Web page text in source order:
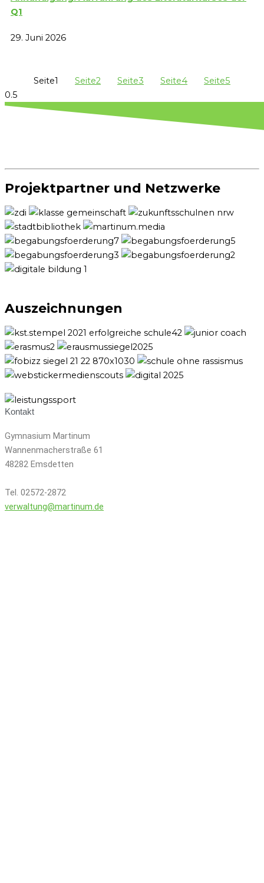
Q1
29. Juni 2026
Seite1 Seite2 Seite3 Seite4 Seite5
Projektpartner und Netzwerke
Auszeichnungen
Kontakt
Gymnasium Martinum
Wannenmacherstraße 61
48282 Emsdetten
Tel. 02572-2872
verwaltung@martinum.de